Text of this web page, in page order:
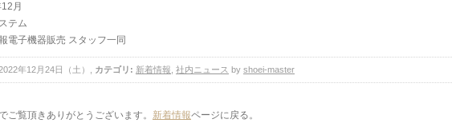
月
テム
電子機器販売 スタッフ一同
年12月24日（土）, カテゴリ: 新着情報 社内ニュース by shoei-master
ご覧頂きありがとうございます。 新着情報ページに戻る。